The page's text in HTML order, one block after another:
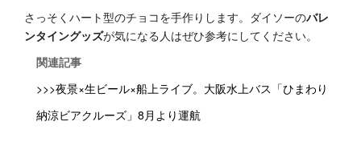
さっそくハート型のチョコを手作りします。ダイソーのバレ
ンタイングッズが気になる人はぜひ参考にしてください。
関連記事
>>>夜景×生ビール×船上ライブ。大阪水上バス「ひまわり
納涼ビアクルーズ」8月より運航